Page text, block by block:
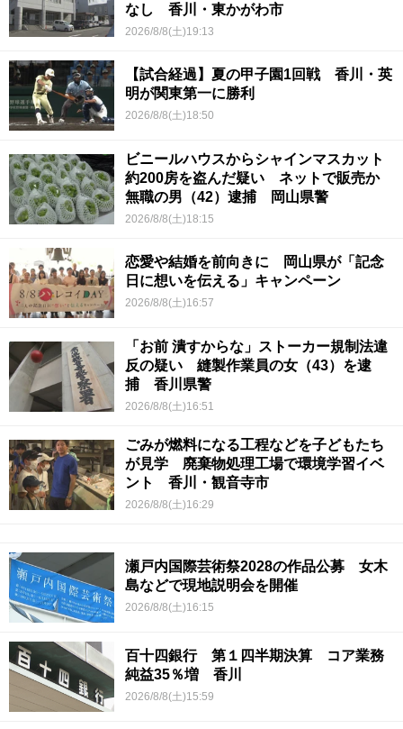
なし 香川・東かがわ市
2026/8/8(土)19:13
【試合経過】夏の甲子園1回戦 香川・英
明が関東第一に勝利
2026/8/8(土)18:50
ビニールハウスからシャインマスカット
約200房を盗んだ疑い ネットで販売か
無職の男（42）逮捕 岡山県警
2026/8/8(土)18:15
恋愛や結婚を前向きに 岡山県が「記念
日に想いを伝える」キャンペーン
2026/8/8(土)16:57
「お前 潰すからな」ストーカー規制法違
反の疑い 縫製作業員の女（43）を逮
捕 香川県警
2026/8/8(土)16:51
ごみが燃料になる工程などを子どもたち
が見学 廃棄物処理工場で環境学習イベ
ント 香川・観音寺市
2026/8/8(土)16:29
瀬戸内国際芸術祭2028の作品公募 女木
島などで現地説明会を開催
2026/8/8(土)16:15
百十四銀行 第１四半期決算 コア業務
純益35％増 香川
2026/8/8(土)15:59